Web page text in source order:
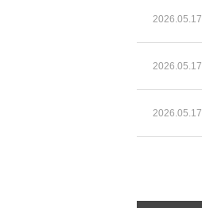
2026.05.17
2026.05.17
2026.05.17